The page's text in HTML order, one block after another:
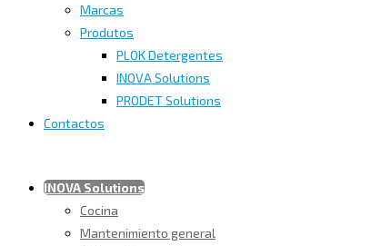
Marcas
Produtos
PLOK Detergentes
INOVA Solutions
PRODET Solutions
Contactos
INOVA Solutions
Cocina
Mantenimiento general